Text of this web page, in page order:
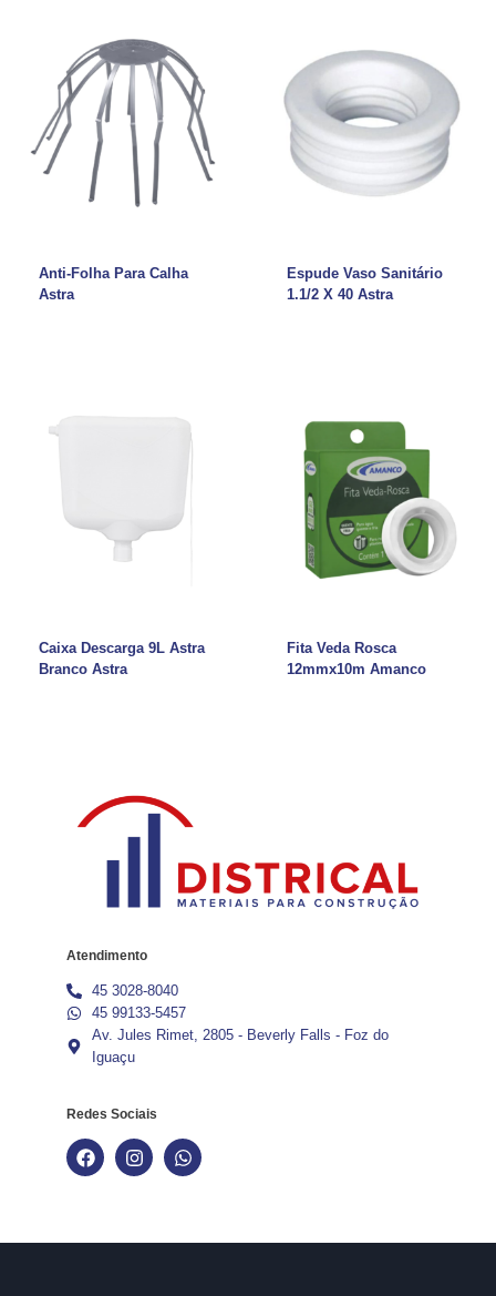
Anti-Folha Para Calha
Astra
Espude Vaso Sanitário
1.1/2 X 40 Astra
Caixa Descarga 9L Astra
Branco Astra
Fita Veda Rosca
12mmx10m Amanco
Atendimento
45 3028-8040
45 99133-5457
Av. Jules Rimet, 2805 - Beverly Falls - Foz do
Iguaçu
Redes Sociais